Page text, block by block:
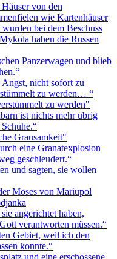
von den
wie Kartenhäuser
bei dem Beschuss
haben die Russen
Panzerwagen und blieb
nicht sofort zu
zu werden… “
zu werden"
ist nichts mehr übrig
Grausamkeit"
eine Granatexplosion
geschleudert.“
und sagten, sie wollen
Moses von Mariupol
angerichtet haben,
verantworten müssen.“
Gebiet, weil ich den
konnte.“
und eine erschossene